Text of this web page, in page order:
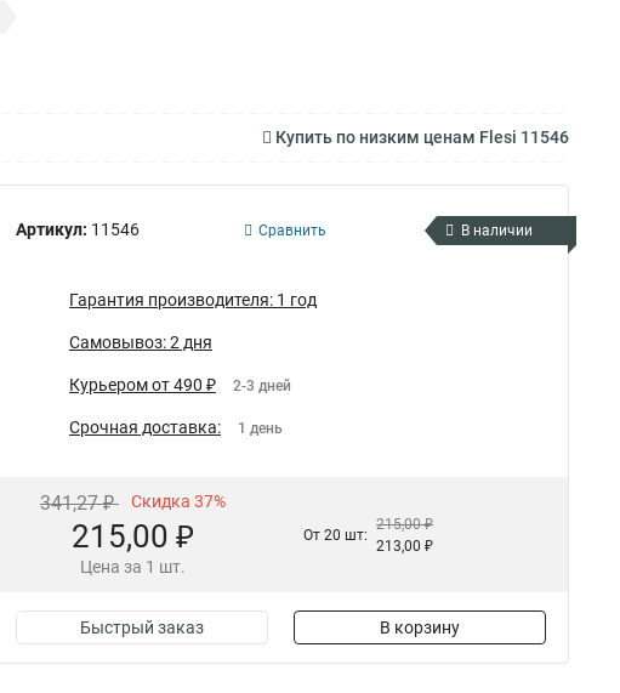
Купить по низким ценам Flesi 11546
Артикул: 11546 Сравнить В наличии
Гарантия производителя: 1 год
Самовывоз: 2 дня
Курьером от 490 ₽ 2-3 дней
Срочная доставка: 1 день
341,27 ₽ Скидка 37%
215,00 ₽
Цена за 1 шт.
От 20 шт:
215,00 ₽
213,00 ₽
Быстрый заказ В корзину